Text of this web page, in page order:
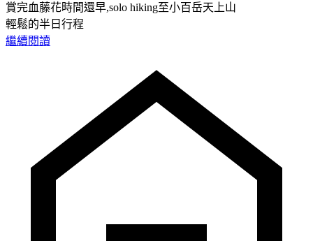
賞完血藤花時間還早,solo hiking至小百岳天上山
輕鬆的半日行程
繼續閱讀